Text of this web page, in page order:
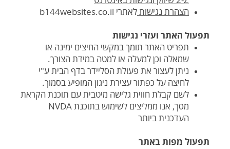
הצהרת נגישות לאתרי b144websites.co.il
תפעול האתר ועזרי נגישות
תפריט האתר תומך במקשי החיצים ימינה או
שמאלה וכן למעלה או למטה במידת הצורך.
ניתן לעצור את פעולת הסליידר בדף הבית ע"י
לחיצה על כפתור עצירת ניגון המופיע בסמוך.
לשם קבלת חווית גלישה מיטבית עם תוכנת הקראת
מסך, אנו ממליצים לשימוש בתוכנת NVDA
העדכנית ביותר
תפעול מפות באתר